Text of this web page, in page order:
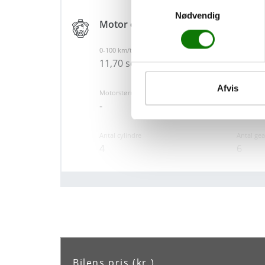
Nødvendig
Afvis
- Justerbart rat
- Kopholder
- Læderrat
- Indfarvede kofangere
Motor og teknik
0-100 km/t
11,70 sek. 170
Motorstørrelse
-
Brændstof
Diesel
Antal gear
6
Ja -